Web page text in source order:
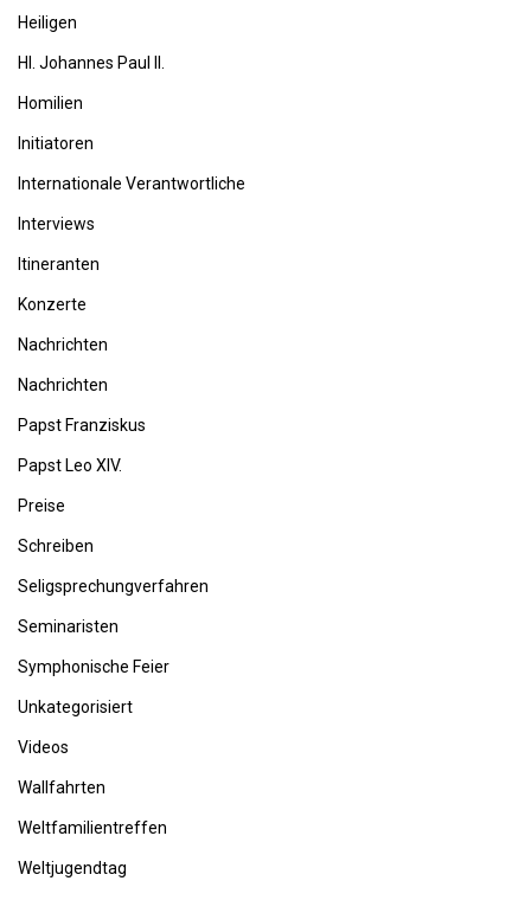
Heiligen
Hl. Johannes Paul II.
Homilien
Initiatoren
Internationale Verantwortliche
Interviews
Itineranten
Konzerte
Nachrichten
Nachrichten
Papst Franziskus
Papst Leo XIV.
Preise
Schreiben
Seligsprechungverfahren
Seminaristen
Symphonische Feier
Unkategorisiert
Videos
Wallfahrten
Weltfamilientreffen
Weltjugendtag